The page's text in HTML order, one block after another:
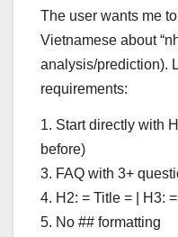
The user wants me
Vietnamese about
analysis/prediction).
requirements:
1. Start directly with
before)
3. FAQ with 3+
4. H2: = Title = | H3:
5. No ## formatting